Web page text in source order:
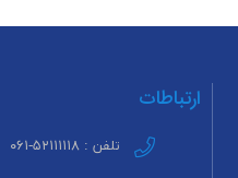
ارتباطات
تلفن : ۵۲۱۱۱۱۱۸-۰۶۱